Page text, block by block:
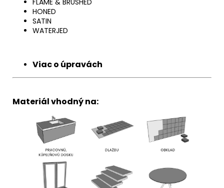
FLAME & BRUSHED
HONED
SATIN
WATERJED
Viac o úpravách
Materiál vhodný na: